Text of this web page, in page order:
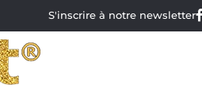
S'inscrire à notre newsletter